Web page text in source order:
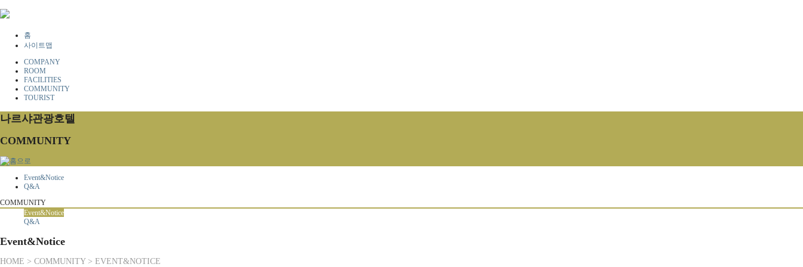
홈
사이트맵
COMPANY
ROOM
FACILITIES
COMMUNITY
TOURIST
나르샤관광호텔
COMMUNITY
Event&Notice
Q&A
COMMUNITY
Event&Notice
Q&A
Event&Notice
HOME > COMMUNITY > EVENT&NOTICE